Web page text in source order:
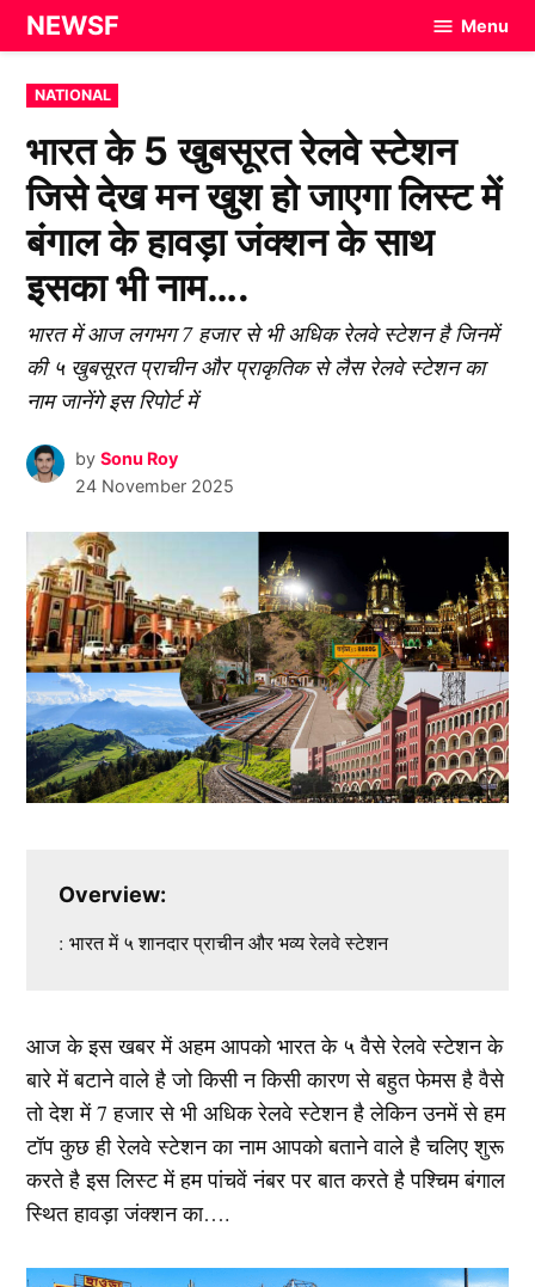
Skip
to
content
NEWSF Menu
POSTED
IN
NATIONAL
भारत के 5 खुबसूरत रेलवे स्टेशन
जिसे देख मन खुश हो जाएगा लिस्ट में
बंगाल के हावड़ा जंक्शन के साथ
इसका भी नाम….
भारत में आज लगभग 7 हजार से भी अधिक रेलवे स्टेशन है जिनमें
की ५ खुबसूरत प्राचीन और प्राकृतिक से लैस रेलवे स्टेशन का
नाम जानेंगे इस रिपोर्ट में
by Sonu Roy
24 November 2025
Overview:
: भारत में ५ शानदार प्राचीन और भव्य रेलवे स्टेशन
आज के इस खबर में अहम आपको भारत के ५ वैसे रेलवे स्टेशन के
बारे में बटाने वाले है जो किसी न किसी कारण से बहुत फेमस है वैसे
तो देश में 7 हजार से भी अधिक रेलवे स्टेशन है लेकिन उनमें से हम
टॉप कुछ ही रेलवे स्टेशन का नाम आपको बताने वाले है चलिए शुरू
करते है इस लिस्ट में हम पांचवें नंबर पर बात करते है पश्चिम बंगाल
स्थित हावड़ा जंक्शन का….